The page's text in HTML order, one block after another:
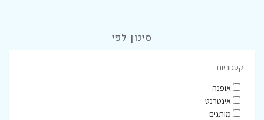
סינון לפי
קטגוריות
אופנה
אינטרנט
מותגים